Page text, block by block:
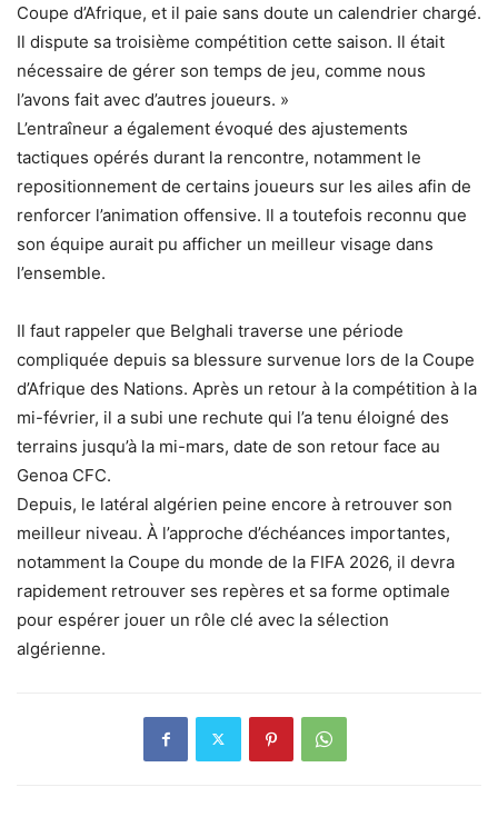
Coupe d’Afrique, et il paie sans doute un calendrier chargé.
Il dispute sa troisième compétition cette saison. Il était
nécessaire de gérer son temps de jeu, comme nous
l’avons fait avec d’autres joueurs. »
L’entraîneur a également évoqué des ajustements
tactiques opérés durant la rencontre, notamment le
repositionnement de certains joueurs sur les ailes afin de
renforcer l’animation offensive. Il a toutefois reconnu que
son équipe aurait pu afficher un meilleur visage dans
l’ensemble.
Il faut rappeler que Belghali traverse une période
compliquée depuis sa blessure survenue lors de la Coupe
d’Afrique des Nations. Après un retour à la compétition à la
mi-février, il a subi une rechute qui l’a tenu éloigné des
terrains jusqu’à la mi-mars, date de son retour face au
Genoa CFC.
Depuis, le latéral algérien peine encore à retrouver son
meilleur niveau. À l’approche d’échéances importantes,
notamment la Coupe du monde de la FIFA 2026, il devra
rapidement retrouver ses repères et sa forme optimale
pour espérer jouer un rôle clé avec la sélection
algérienne.